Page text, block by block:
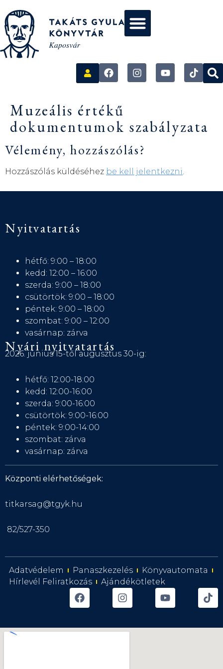
Muzeális értékű
dokumentumok szabályzata
Vélemény, hozzászólás?
Hozzászólás küldéséhez be kell jelentkezni.
Nyitvatartás
hétfő: 9:00 – 18:00
kedd: 12:00 – 16:00
szerda: 9:00 – 18:00
csütörtök: 9:00 – 18:00
péntek: 9:00 – 18:00
szombat: 9:00 – 12:00
vasárnap: zárva
Nyári nyitvatartás
2026. június 15-től augusztus 30-ig:
hétfő: 12:00-18:00
kedd: 12:00-16:00
szerda: 9:00-16:00
csütörtök: 9:00-16:00
péntek: 9:00-14:00
szombat: zárva
vasárnap: zárva
Központi elérhetőségek:
titkarsag@tgyk.hu
82/527-350
Adatvédelem Panaszkezelés
Könyvautomata
Hírlevél Feliratkozás
Ajándékötletek